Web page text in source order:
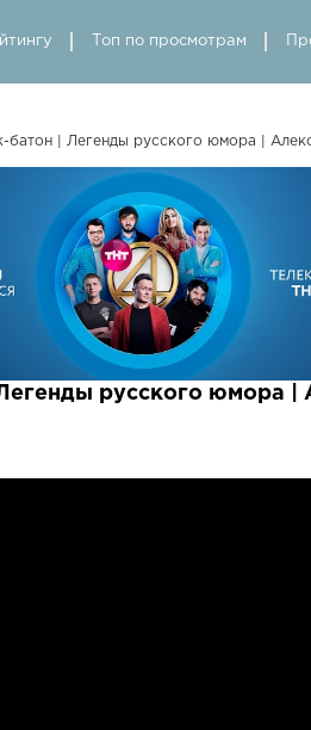
Топ по просмотрам
батон | Легенды русского юмора |
русского юмора